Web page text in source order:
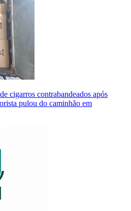
cigarros contrabandeados após
pulou do caminhão em